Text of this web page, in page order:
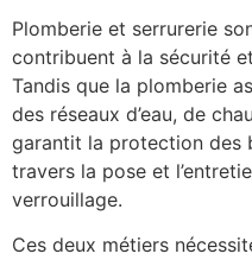
Plomberie et serrurerie
contribuent à la sécurité
Tandis que la plomberie
des réseaux d’eau, de
garantit la protection des
travers la pose et
verrouillage.
Ces deux métiers